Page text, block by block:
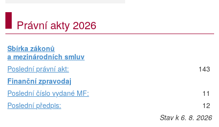
Právní akty 2026
Sbírka zákonů
a mezinárodních smluv
Poslední právní akt:
143
Finanční zpravodaj
Poslední číslo vydané MF:
11
Poslední předpis:
12
Stav k 6. 8. 2026